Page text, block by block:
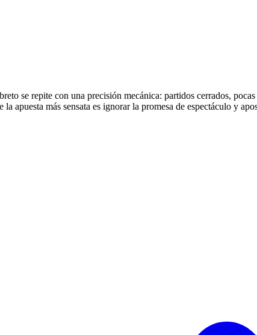
se repite con una precisión mecánica: partidos cerrados,
apuesta más sensata es ignorar la promesa de espectáculo y